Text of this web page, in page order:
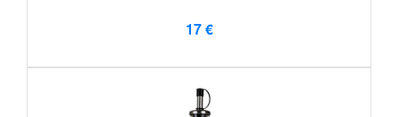
17 €